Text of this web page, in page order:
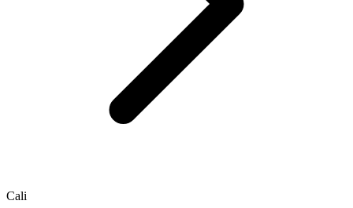
Cali